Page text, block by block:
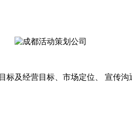
经营目标、市场定位、 宣传沟